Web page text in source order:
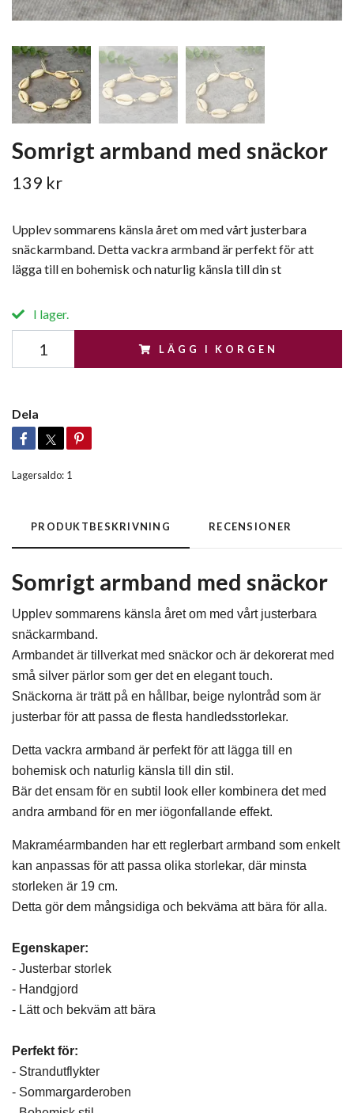
Somrigt armband med snäckor
139 kr
Upplev sommarens känsla året om med vårt justerbara
snäckarmband. Detta vackra armband är perfekt för att
lägga till en bohemisk och naturlig känsla till din st
I lager.
LÄGG I KORGEN
Dela
Lagersaldo: 1
PRODUKTBESKRIVNING RECENSIONER
Somrigt armband med snäckor
Upplev sommarens känsla året om med vårt justerbara
snäckarmband.
Armbandet är tillverkat med snäckor och är dekorerat med
små silver pärlor som ger det en elegant touch.
Snäckorna är trätt på en hållbar, beige nylontråd som är
justerbar för att passa de flesta handledsstorlekar.
Detta vackra armband är perfekt för att lägga till en
bohemisk och naturlig känsla till din stil.
Bär det ensam för en subtil look eller kombinera det med
andra armband för en mer iögonfallande effekt.
Makraméarmbanden har ett reglerbart armband som enkelt
kan anpassas för att passa olika storlekar, där minsta
storleken är 19 cm.
Detta gör dem mångsidiga och bekväma att bära för alla.
Egenskaper:
- Justerbar storlek
- Handgjord
- Lätt och bekväm att bära
Perfekt för:
- Strandutflykter
- Sommargarderoben